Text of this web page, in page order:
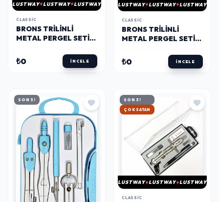
LUSTWAY LUSTWAY LUSTWAY
CLASSIC
BRONS TRILINLI
METAL PERGEL SETI
₺0 İNCELE
LUSTWAY LUSTWAY LUSTWAY
CLASSIC
BRONS TRILINLI
METAL PERGEL SETI
₺0 İNCELE
SON 3!
SON 3!
HIZLI KARGO
LUSTWAY LUSTWAY LUSTWAY
CLASSIC